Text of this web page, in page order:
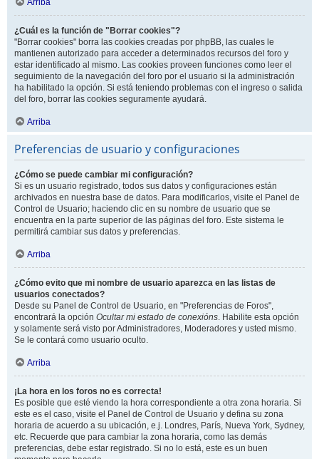
Arriba
¿Cuál es la función de "Borrar cookies"?
"Borrar cookies" borra las cookies creadas por phpBB, las cuales le
mantienen autorizado para acceder a determinados recursos del foro y
estar identificado al mismo. Las cookies proveen funciones como leer el
seguimiento de la navegación del foro por el usuario si la administración
ha habilitado la opción. Si está teniendo problemas con el ingreso o salida
del foro, borrar las cookies seguramente ayudará.
Arriba
Preferencias de usuario y configuraciones
¿Cómo se puede cambiar mi configuración?
Si es un usuario registrado, todos sus datos y configuraciones están
archivados en nuestra base de datos. Para modificarlos, visite el Panel de
Control de Usuario; haciendo clic en su nombre de usuario que se
encuentra en la parte superior de las páginas del foro. Este sistema le
permitirá cambiar sus datos y preferencias.
Arriba
¿Cómo evito que mi nombre de usuario aparezca en las listas de
usuarios conectados?
Desde su Panel de Control de Usuario, en "Preferencias de Foros",
encontrará la opción Ocultar mi estado de conexións. Habilite esta opción
y solamente será visto por Administradores, Moderadores y usted mismo.
Se le contará como usuario oculto.
Arriba
¡La hora en los foros no es correcta!
Es posible que esté viendo la hora correspondiente a otra zona horaria. Si
este es el caso, visite el Panel de Control de Usuario y defina su zona
horaria de acuerdo a su ubicación, e.j. Londres, París, Nueva York, Sydney,
etc. Recuerde que para cambiar la zona horaria, como las demás
preferencias, debe estar registrado. Si no lo está, este es un buen